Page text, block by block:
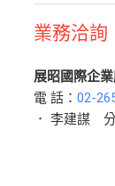
業務洽詢
展昭國際企
電 話：02-
． 李建謀